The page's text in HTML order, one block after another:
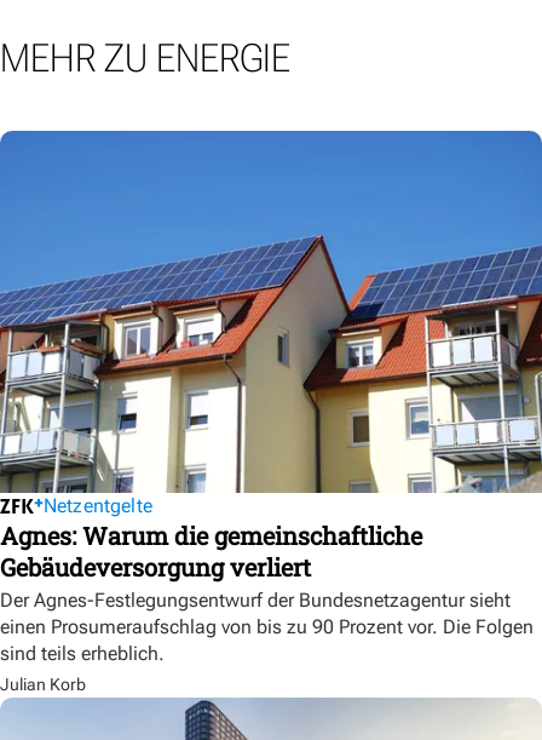
MEHR ZU ENERGIE
Netzentgelte
Agnes: Warum die gemeinschaftliche
Gebäudeversorgung verliert
Der Agnes-Festlegungsentwurf der Bundesnetzagentur sieht
einen Prosumeraufschlag von bis zu 90 Prozent vor. Die Folgen
sind teils erheblich.
Julian Korb